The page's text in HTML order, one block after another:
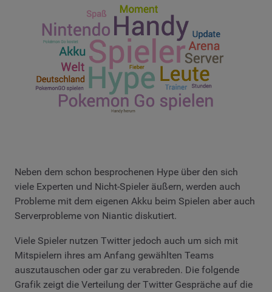
Neben dem schon besprochenen Hype über den sich
viele Experten und Nicht-Spieler äußern, werden auch
Probleme mit dem eigenen Akku beim Spielen aber auch
Serverprobleme von Niantic diskutiert.
Viele Spieler nutzen Twitter jedoch auch um sich mit
Mitspielern ihres am Anfang gewählten Teams
auszutauschen oder gar zu verabreden. Die folgende
Grafik zeigt die Verteilung der Twitter Gespräche auf die